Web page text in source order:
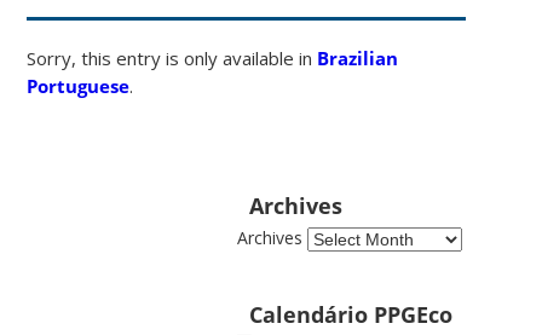
Sorry, this entry is only available in Brazilian
Portuguese.
Archives
Archives
Calendário PPGEco